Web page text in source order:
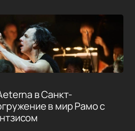
в Санкт-
в мир Рамо с